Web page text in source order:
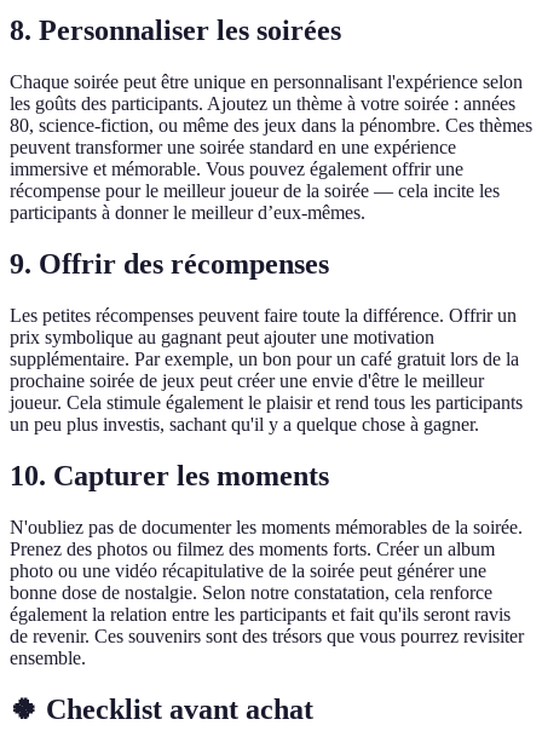
8. Personnaliser les soirées
Chaque soirée peut être unique en personnalisant l'expérience selon
les goûts des participants. Ajoutez un thème à votre soirée : années
80, science-fiction, ou même des jeux dans la pénombre. Ces thèmes
peuvent transformer une soirée standard en une expérience
immersive et mémorable. Vous pouvez également offrir une
récompense pour le meilleur joueur de la soirée — cela incite les
participants à donner le meilleur d’eux-mêmes.
9. Offrir des récompenses
Les petites récompenses peuvent faire toute la différence. Offrir un
prix symbolique au gagnant peut ajouter une motivation
supplémentaire. Par exemple, un bon pour un café gratuit lors de la
prochaine soirée de jeux peut créer une envie d'être le meilleur
joueur. Cela stimule également le plaisir et rend tous les participants
un peu plus investis, sachant qu'il y a quelque chose à gagner.
10. Capturer les moments
N'oubliez pas de documenter les moments mémorables de la soirée.
Prenez des photos ou filmez des moments forts. Créer un album
photo ou une vidéo récapitulative de la soirée peut générer une
bonne dose de nostalgie. Selon notre constatation, cela renforce
également la relation entre les participants et fait qu'ils seront ravis
de revenir. Ces souvenirs sont des trésors que vous pourrez revisiter
ensemble.
🍀 Checklist avant achat